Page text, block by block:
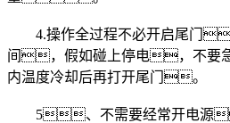
4.操作全过程不必开启尾门
间，假如碰上停电，不
内温度冷却后再打开尾门。
5、不需要经常开电源